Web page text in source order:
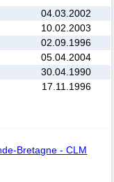
04.03.2002
10.02.2003
02.09.1996
05.04.2004
30.04.1990
17.11.1996
Bretagne - CLM